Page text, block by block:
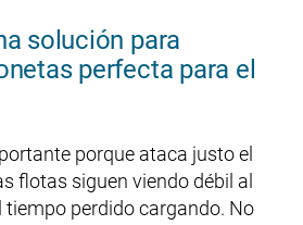
solución para
perfecta para el
porque ataca justo el
flotas siguen viendo débil al
tiempo perdido cargando. No